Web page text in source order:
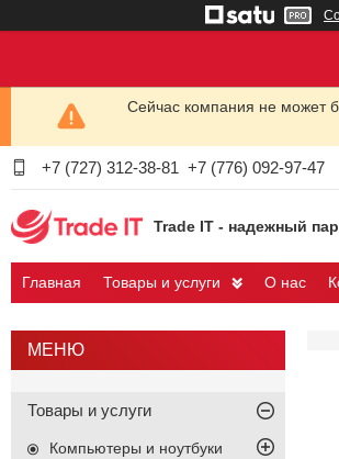
Сейчас компания не может
+7 (727) 312-38-81 +7 (776) 092-97-47
Trade IT - надежный
Главная Товары и услуги О нас
Товары и услуги
Компьютеры и ноутбуки